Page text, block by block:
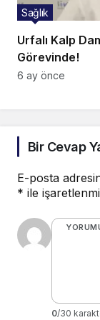
Urfalı Kalp
Görevinde!
Sağlık
6 ay önce
Bir Cevap
E-posta
* ile
0/30